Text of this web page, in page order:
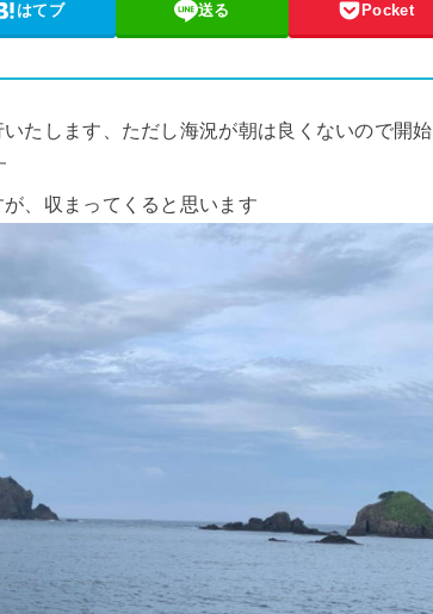
はてブ 送る Pocket
たします、ただし海況が朝は良くないので開始
、収まってくると思います